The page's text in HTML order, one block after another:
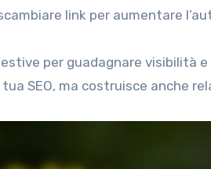
link per aumentare
per guadagnare visibilità
SEO, ma costruisce anche